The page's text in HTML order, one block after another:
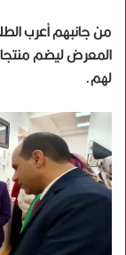
من جانبهم أعرب
المعرض ليضم
لهم.